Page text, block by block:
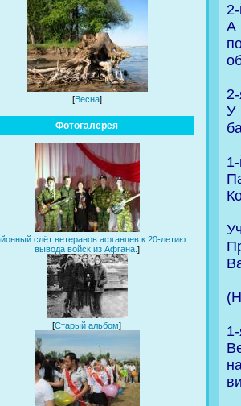
[Весна]
Фотогалерея
слёт ветеранов афганцев к 20-летию
вывода войск из Афгана. ]
[Старый альбом]
А
У